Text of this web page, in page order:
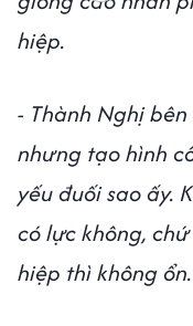
hiệp.
- Thành Nghị
nhưng tạo hình
yếu đuối sao ấy.
có lực không,
hiệp thì không ổn.